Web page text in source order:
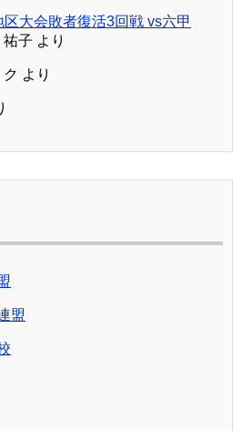
大会敗者復活3回戦 vs六甲
子 より
ク より
盟